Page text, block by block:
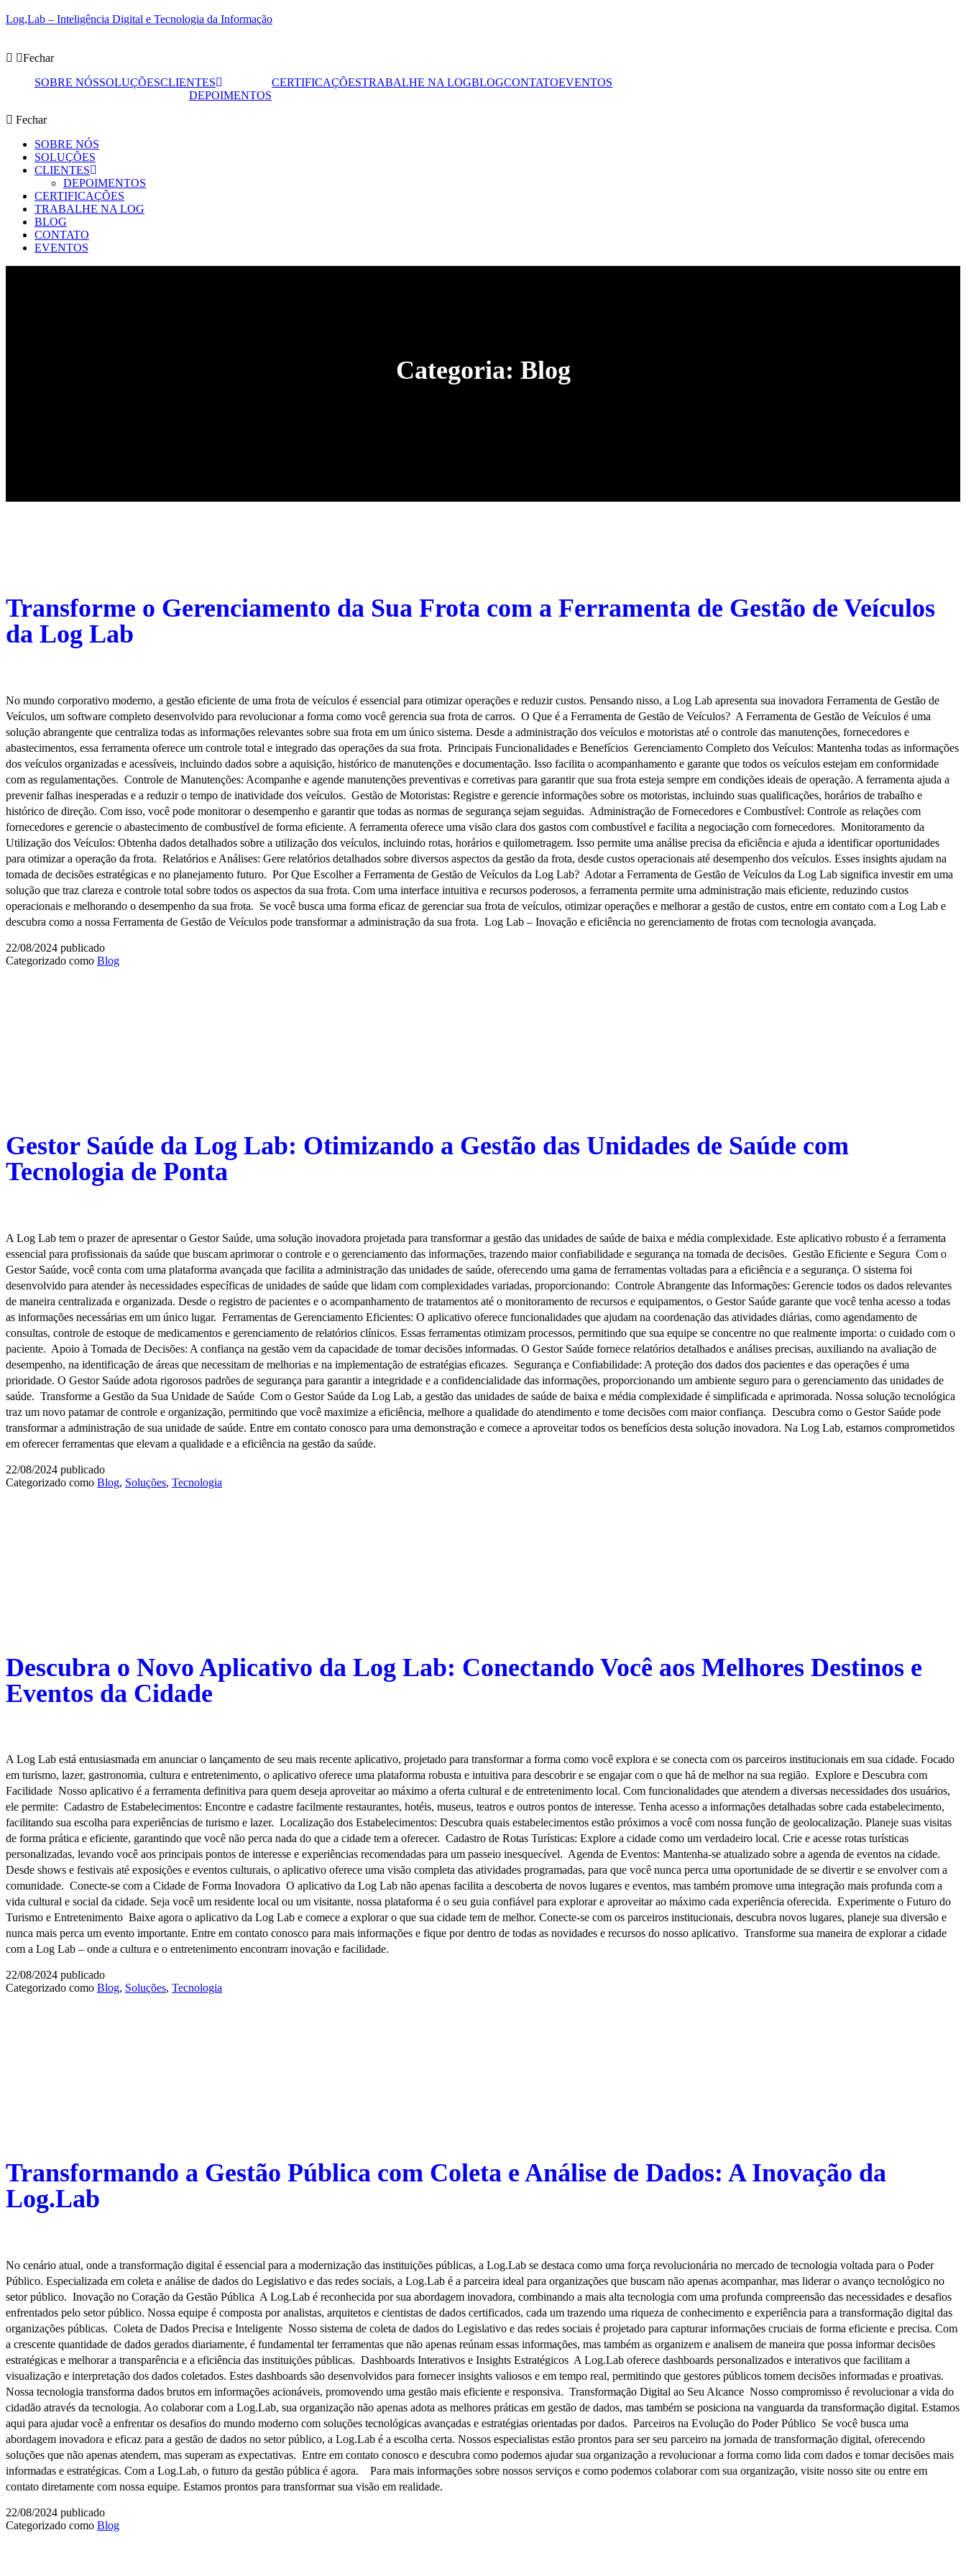
Log,Lab – Inteligência Digital e Tecnologia da Informação
Fechar
SOBRE NÓSSOLUÇÕESCLIENTES
DEPOIMENTOS
CERTIFICAÇÕESTRABALHE NA LOGBLOGCONTATOEVENTOS
Fechar
SOBRE NÓS
SOLUÇÕES
CLIENTES
DEPOIMENTOS
CERTIFICAÇÕES
TRABALHE NA LOG
BLOG
CONTATO
EVENTOS
Categoria: Blog
Transforme o Gerenciamento da Sua Frota com a Ferramenta de Gestão de Veículos
da Log Lab
No mundo corporativo moderno, a gestão eficiente de uma frota de veículos é essencial para otimizar operações e reduzir custos. Pensando nisso, a Log Lab apresenta sua inovadora Ferramenta de Gestão de
Veículos, um software completo desenvolvido para revolucionar a forma como você gerencia sua frota de carros. O Que é a Ferramenta de Gestão de Veículos? A Ferramenta de Gestão de Veículos é uma
solução abrangente que centraliza todas as informações relevantes sobre sua frota em um único sistema. Desde a administração dos veículos e motoristas até o controle das manutenções, fornecedores e
abastecimentos, essa ferramenta oferece um controle total e integrado das operações da sua frota. Principais Funcionalidades e Benefícios Gerenciamento Completo dos Veículos: Mantenha todas as informações
dos veículos organizadas e acessíveis, incluindo dados sobre a aquisição, histórico de manutenções e documentação. Isso facilita o acompanhamento e garante que todos os veículos estejam em conformidade
com as regulamentações. Controle de Manutenções: Acompanhe e agende manutenções preventivas e corretivas para garantir que sua frota esteja sempre em condições ideais de operação. A ferramenta ajuda a
prevenir falhas inesperadas e a reduzir o tempo de inatividade dos veículos. Gestão de Motoristas: Registre e gerencie informações sobre os motoristas, incluindo suas qualificações, horários de trabalho e
histórico de direção. Com isso, você pode monitorar o desempenho e garantir que todas as normas de segurança sejam seguidas. Administração de Fornecedores e Combustível: Controle as relações com
fornecedores e gerencie o abastecimento de combustível de forma eficiente. A ferramenta oferece uma visão clara dos gastos com combustível e facilita a negociação com fornecedores. Monitoramento da
Utilização dos Veículos: Obtenha dados detalhados sobre a utilização dos veículos, incluindo rotas, horários e quilometragem. Isso permite uma análise precisa da eficiência e ajuda a identificar oportunidades
para otimizar a operação da frota. Relatórios e Análises: Gere relatórios detalhados sobre diversos aspectos da gestão da frota, desde custos operacionais até desempenho dos veículos. Esses insights ajudam na
tomada de decisões estratégicas e no planejamento futuro. Por Que Escolher a Ferramenta de Gestão de Veículos da Log Lab? Adotar a Ferramenta de Gestão de Veículos da Log Lab significa investir em uma
solução que traz clareza e controle total sobre todos os aspectos da sua frota. Com uma interface intuitiva e recursos poderosos, a ferramenta permite uma administração mais eficiente, reduzindo custos
operacionais e melhorando o desempenho da sua frota. Se você busca uma forma eficaz de gerenciar sua frota de veículos, otimizar operações e melhorar a gestão de custos, entre em contato com a Log Lab e
descubra como a nossa Ferramenta de Gestão de Veículos pode transformar a administração da sua frota. Log Lab – Inovação e eficiência no gerenciamento de frotas com tecnologia avançada.
22/08/2024 publicado
Categorizado como Blog
Gestor Saúde da Log Lab: Otimizando a Gestão das Unidades de Saúde com
Tecnologia de Ponta
A Log Lab tem o prazer de apresentar o Gestor Saúde, uma solução inovadora projetada para transformar a gestão das unidades de saúde de baixa e média complexidade. Este aplicativo robusto é a ferramenta
essencial para profissionais da saúde que buscam aprimorar o controle e o gerenciamento das informações, trazendo maior confiabilidade e segurança na tomada de decisões. Gestão Eficiente e Segura Com o
Gestor Saúde, você conta com uma plataforma avançada que facilita a administração das unidades de saúde, oferecendo uma gama de ferramentas voltadas para a eficiência e a segurança. O sistema foi
desenvolvido para atender às necessidades específicas de unidades de saúde que lidam com complexidades variadas, proporcionando: Controle Abrangente das Informações: Gerencie todos os dados relevantes
de maneira centralizada e organizada. Desde o registro de pacientes e o acompanhamento de tratamentos até o monitoramento de recursos e equipamentos, o Gestor Saúde garante que você tenha acesso a todas
as informações necessárias em um único lugar. Ferramentas de Gerenciamento Eficientes: O aplicativo oferece funcionalidades que ajudam na coordenação das atividades diárias, como agendamento de
consultas, controle de estoque de medicamentos e gerenciamento de relatórios clínicos. Essas ferramentas otimizam processos, permitindo que sua equipe se concentre no que realmente importa: o cuidado com o
paciente. Apoio à Tomada de Decisões: A confiança na gestão vem da capacidade de tomar decisões informadas. O Gestor Saúde fornece relatórios detalhados e análises precisas, auxiliando na avaliação de
desempenho, na identificação de áreas que necessitam de melhorias e na implementação de estratégias eficazes. Segurança e Confiabilidade: A proteção dos dados dos pacientes e das operações é uma
prioridade. O Gestor Saúde adota rigorosos padrões de segurança para garantir a integridade e a confidencialidade das informações, proporcionando um ambiente seguro para o gerenciamento das unidades de
saúde. Transforme a Gestão da Sua Unidade de Saúde Com o Gestor Saúde da Log Lab, a gestão das unidades de saúde de baixa e média complexidade é simplificada e aprimorada. Nossa solução tecnológica
traz um novo patamar de controle e organização, permitindo que você maximize a eficiência, melhore a qualidade do atendimento e tome decisões com maior confiança. Descubra como o Gestor Saúde pode
transformar a administração de sua unidade de saúde. Entre em contato conosco para uma demonstração e comece a aproveitar todos os benefícios desta solução inovadora. Na Log Lab, estamos comprometidos
em oferecer ferramentas que elevam a qualidade e a eficiência na gestão da saúde.
22/08/2024 publicado
Categorizado como Blog, Soluções, Tecnologia
Descubra o Novo Aplicativo da Log Lab: Conectando Você aos Melhores Destinos e
Eventos da Cidade
A Log Lab está entusiasmada em anunciar o lançamento de seu mais recente aplicativo, projetado para transformar a forma como você explora e se conecta com os parceiros institucionais em sua cidade. Focado
em turismo, lazer, gastronomia, cultura e entretenimento, o aplicativo oferece uma plataforma robusta e intuitiva para descobrir e se engajar com o que há de melhor na sua região. Explore e Descubra com
Facilidade Nosso aplicativo é a ferramenta definitiva para quem deseja aproveitar ao máximo a oferta cultural e de entretenimento local. Com funcionalidades que atendem a diversas necessidades dos usuários,
ele permite: Cadastro de Estabelecimentos: Encontre e cadastre facilmente restaurantes, hotéis, museus, teatros e outros pontos de interesse. Tenha acesso a informações detalhadas sobre cada estabelecimento,
facilitando sua escolha para experiências de turismo e lazer. Localização dos Estabelecimentos: Descubra quais estabelecimentos estão próximos a você com nossa função de geolocalização. Planeje suas visitas
de forma prática e eficiente, garantindo que você não perca nada do que a cidade tem a oferecer. Cadastro de Rotas Turísticas: Explore a cidade como um verdadeiro local. Crie e acesse rotas turísticas
personalizadas, levando você aos principais pontos de interesse e experiências recomendadas para um passeio inesquecível. Agenda de Eventos: Mantenha-se atualizado sobre a agenda de eventos na cidade.
Desde shows e festivais até exposições e eventos culturais, o aplicativo oferece uma visão completa das atividades programadas, para que você nunca perca uma oportunidade de se divertir e se envolver com a
comunidade. Conecte-se com a Cidade de Forma Inovadora O aplicativo da Log Lab não apenas facilita a descoberta de novos lugares e eventos, mas também promove uma integração mais profunda com a
vida cultural e social da cidade. Seja você um residente local ou um visitante, nossa plataforma é o seu guia confiável para explorar e aproveitar ao máximo cada experiência oferecida. Experimente o Futuro do
Turismo e Entretenimento Baixe agora o aplicativo da Log Lab e comece a explorar o que sua cidade tem de melhor. Conecte-se com os parceiros institucionais, descubra novos lugares, planeje sua diversão e
nunca mais perca um evento importante. Entre em contato conosco para mais informações e fique por dentro de todas as novidades e recursos do nosso aplicativo. Transforme sua maneira de explorar a cidade
com a Log Lab – onde a cultura e o entretenimento encontram inovação e facilidade.
22/08/2024 publicado
Categorizado como Blog, Soluções, Tecnologia
Transformando a Gestão Pública com Coleta e Análise de Dados: A Inovação da
Log.Lab
No cenário atual, onde a transformação digital é essencial para a modernização das instituições públicas, a Log.Lab se destaca como uma força revolucionária no mercado de tecnologia voltada para o Poder
Público. Especializada em coleta e análise de dados do Legislativo e das redes sociais, a Log.Lab é a parceira ideal para organizações que buscam não apenas acompanhar, mas liderar o avanço tecnológico no
setor público. Inovação no Coração da Gestão Pública A Log.Lab é reconhecida por sua abordagem inovadora, combinando a mais alta tecnologia com uma profunda compreensão das necessidades e desafios
enfrentados pelo setor público. Nossa equipe é composta por analistas, arquitetos e cientistas de dados certificados, cada um trazendo uma riqueza de conhecimento e experiência para a transformação digital das
organizações públicas. Coleta de Dados Precisa e Inteligente Nosso sistema de coleta de dados do Legislativo e das redes sociais é projetado para capturar informações cruciais de forma eficiente e precisa. Com
a crescente quantidade de dados gerados diariamente, é fundamental ter ferramentas que não apenas reúnam essas informações, mas também as organizem e analisem de maneira que possa informar decisões
estratégicas e melhorar a transparência e a eficiência das instituições públicas. Dashboards Interativos e Insights Estratégicos A Log.Lab oferece dashboards personalizados e interativos que facilitam a
visualização e interpretação dos dados coletados. Estes dashboards são desenvolvidos para fornecer insights valiosos e em tempo real, permitindo que gestores públicos tomem decisões informadas e proativas.
Nossa tecnologia transforma dados brutos em informações acionáveis, promovendo uma gestão mais eficiente e responsiva. Transformação Digital ao Seu Alcance Nosso compromisso é revolucionar a vida do
cidadão através da tecnologia. Ao colaborar com a Log.Lab, sua organização não apenas adota as melhores práticas em gestão de dados, mas também se posiciona na vanguarda da transformação digital. Estamos
aqui para ajudar você a enfrentar os desafios do mundo moderno com soluções tecnológicas avançadas e estratégias orientadas por dados. Parceiros na Evolução do Poder Público Se você busca uma
abordagem inovadora e eficaz para a gestão de dados no setor público, a Log.Lab é a escolha certa. Nossos especialistas estão prontos para ser seu parceiro na jornada de transformação digital, oferecendo
soluções que não apenas atendem, mas superam as expectativas. Entre em contato conosco e descubra como podemos ajudar sua organização a revolucionar a forma como lida com dados e tomar decisões mais
informadas e estratégicas. Com a Log.Lab, o futuro da gestão pública é agora. Para mais informações sobre nossos serviços e como podemos colaborar com sua organização, visite nosso site ou entre em
contato diretamente com nossa equipe. Estamos prontos para transformar sua visão em realidade.
22/08/2024 publicado
Categorizado como Blog